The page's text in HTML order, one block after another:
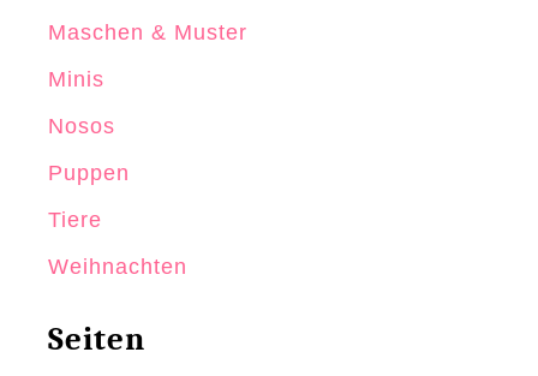
Maschen & Muster
Minis
Nosos
Puppen
Tiere
Weihnachten
Seiten